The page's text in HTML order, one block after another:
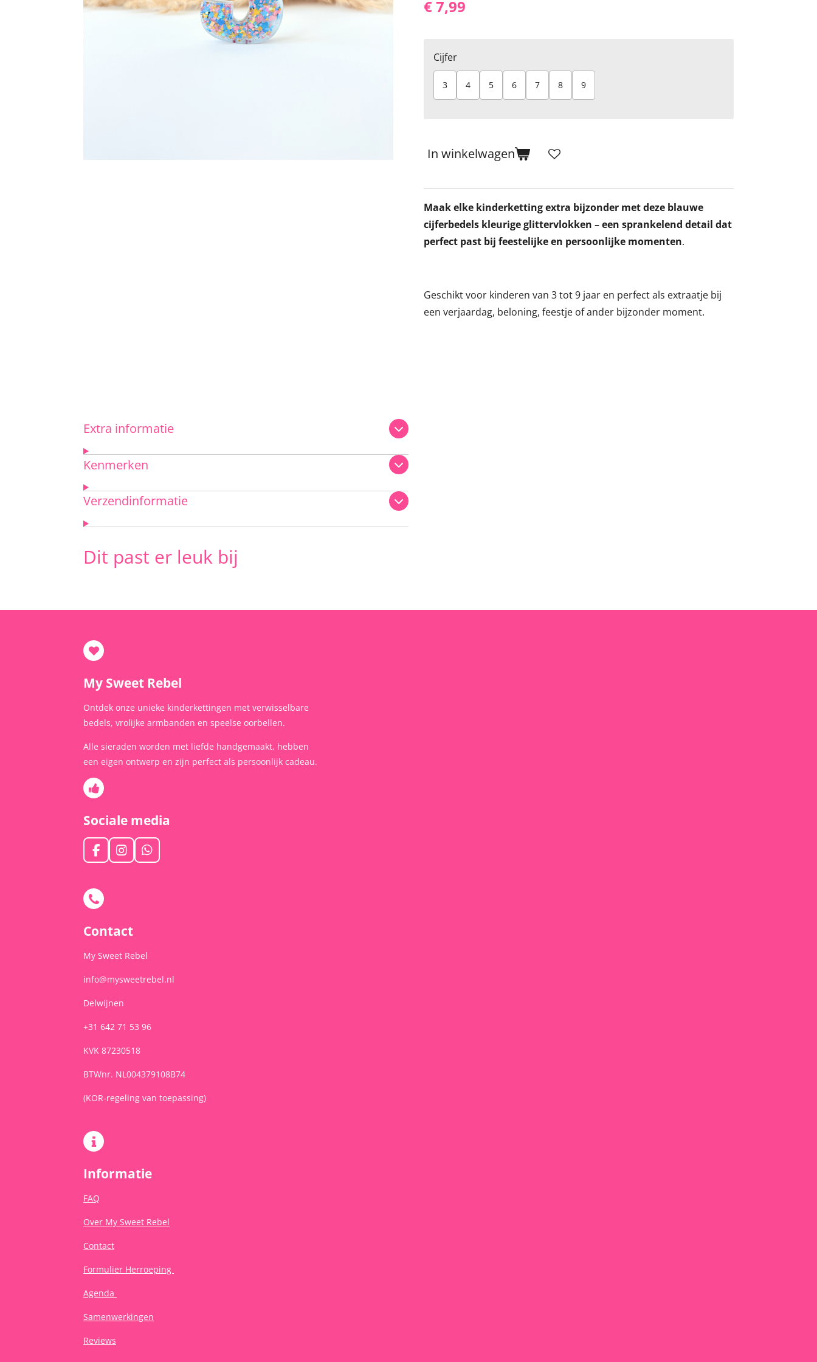
€ 7,99
Cijfer
3 4 5 6 7 8 9
In winkelwagen
Maak elke kinderketting extra bijzonder met deze blauwe
cijferbedels kleurige glittervlokken – een sprankelend detail dat
perfect past bij feestelijke en persoonlijke momenten.
Geschikt voor kinderen van 3 tot 9 jaar en perfect als extraatje bij
een verjaardag, beloning, feestje of ander bijzonder moment.
Extra informatie
Kenmerken
Verzendinformatie
Dit past er leuk bij
My Sweet Rebel
Ontdek onze unieke kinderkettingen met verwisselbare
bedels, vrolijke armbanden en speelse oorbellen.
Alle sieraden worden met liefde handgemaakt, hebben
een eigen ontwerp en zijn perfect als persoonlijk cadeau.
Sociale media
F
a
e
b
o
k
I
n
a
W
h
Contact
My Sweet Rebel
info@mysweetrebel.nl
Delwijnen
+31 642 71 53 96
KVK 87230518
BTWnr. NL004379108B74
(KOR-regeling van toepassing)
Informatie
FAQ
Over My Sweet Rebel
Contact
Formulier Herroeping
Agenda
Samenwerkingen
Reviews